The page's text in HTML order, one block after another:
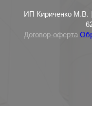
ИП Кириченко М.В.
Договор-оферта